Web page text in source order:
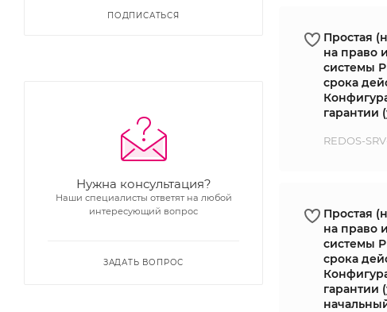
ПОДПИСАТЬСЯ
Нужна консультация?
Наши специалисты ответят на любой
интересующий вопрос
ЗАДАТЬ ВОПРОС
Простая
на право
системы
срока
гарантии
REDOS-
Простая
на право
системы
срока
гарантии